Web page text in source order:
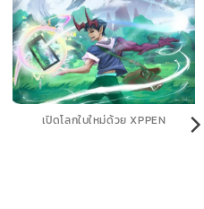
เปิดโลกใบใหม่ด้วย XPPEN